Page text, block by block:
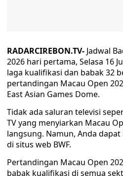
RADARCIREBON.TV- Jadwal
2026 hari pertama, Selasa 16
laga kualifikasi dan babak 32
pertandingan Macau Open
East Asian Games Dome.
Tidak ada saluran televisi
TV yang menyiarkan Macau
langsung. Namun, Anda
di situs web BWF.
Pertandingan Macau Open
babak kualifikasi di semua